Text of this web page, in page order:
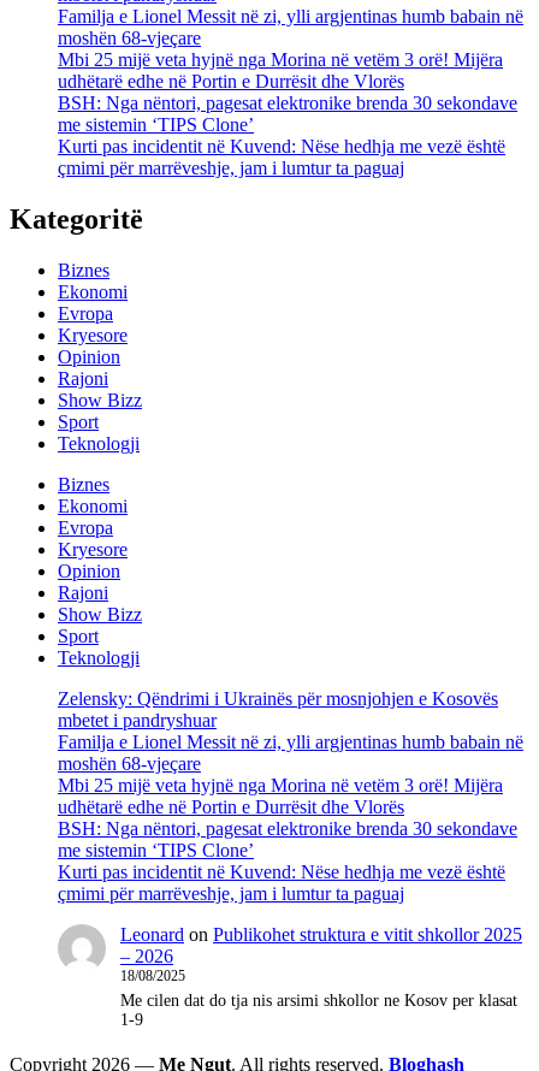
Familja e Lionel Messit në zi, ylli argjentinas humb babain në
moshën 68-vjeçare
Mbi 25 mijë veta hyjnë nga Morina në vetëm 3 orë! Mijëra
udhëtarë edhe në Portin e Durrësit dhe Vlorës
BSH: Nga nëntori, pagesat elektronike brenda 30 sekondave
me sistemin ‘TIPS Clone’
Kurti pas incidentit në Kuvend: Nëse hedhja me vezë është
çmimi për marrëveshje, jam i lumtur ta paguaj
Kategoritë
Biznes
Ekonomi
Evropa
Kryesore
Opinion
Rajoni
Show Bizz
Sport
Teknologji
Biznes
Ekonomi
Evropa
Kryesore
Opinion
Rajoni
Show Bizz
Sport
Teknologji
Zelensky: Qëndrimi i Ukrainës për mosnjohjen e Kosovës
mbetet i pandryshuar
Familja e Lionel Messit në zi, ylli argjentinas humb babain në
moshën 68-vjeçare
Mbi 25 mijë veta hyjnë nga Morina në vetëm 3 orë! Mijëra
udhëtarë edhe në Portin e Durrësit dhe Vlorës
BSH: Nga nëntori, pagesat elektronike brenda 30 sekondave
me sistemin ‘TIPS Clone’
Kurti pas incidentit në Kuvend: Nëse hedhja me vezë është
çmimi për marrëveshje, jam i lumtur ta paguaj
Leonard on Publikohet struktura e vitit shkollor 2025
– 2026
18/08/2025
Me cilen dat do tja nis arsimi shkollor ne Kosov per klasat
1-9
Copyright 2026 — Me Ngut. All rights reserved. Bloghash